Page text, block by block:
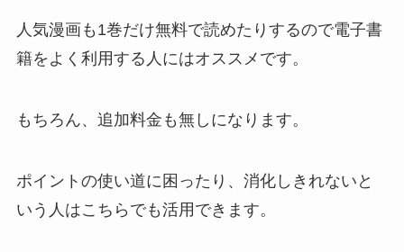
人気漫画も1巻だけ無料で読めたりするので電子書
籍をよく利用する人にはオススメです。
もちろん、追加料金も無しになります。
ポイントの使い道に困ったり、消化しきれないと
いう人はこちらでも活用できます。